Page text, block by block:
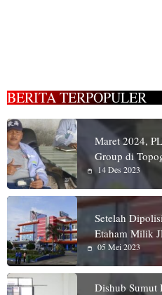
BERITA TERPOPULER
Maret 2024,
Group di
14 Des 2023
Setelah
Etaham Milik
05 Mei 2023
Dishub Sumut